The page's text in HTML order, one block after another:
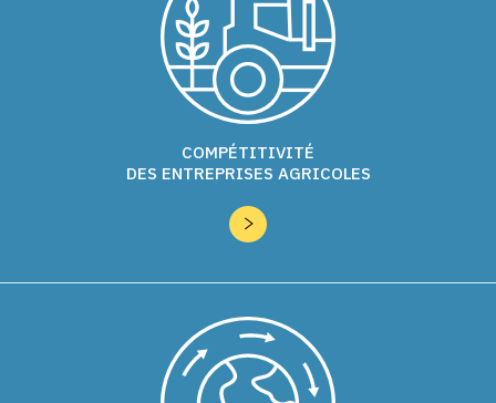
COMPÉTITIVITÉ
DES ENTREPRISES AGRICOLES